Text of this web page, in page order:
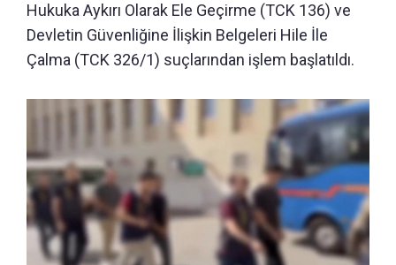
Hukuka Aykırı Olarak Ele Geçirme (TCK 136) ve
Devletin Güvenliğine İlişkin Belgeleri Hile İle
Çalma (TCK 326/1) suçlarından işlem başlatıldı.